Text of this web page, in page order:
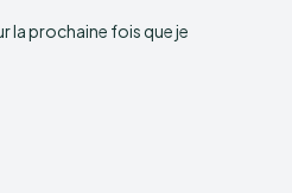
la prochaine fois que je